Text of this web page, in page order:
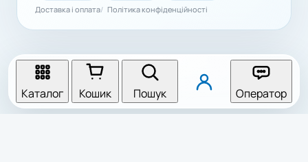
Доставка і оплата Політика конфіденційності
Каталог Кошик Пошук Оператор